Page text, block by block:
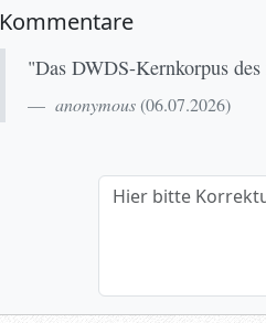
Kommentare
"Das DWDS-Kernkorpus
anonymous (06.07.2026)
Hier bitte